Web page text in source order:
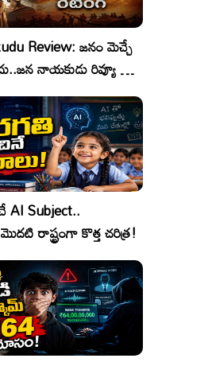
Review: జనం మెచ్చే
నాయకుడు రివ్యూ &
AI Subject..
రాష్ట్రంగా కొత్త చరిత్ర!